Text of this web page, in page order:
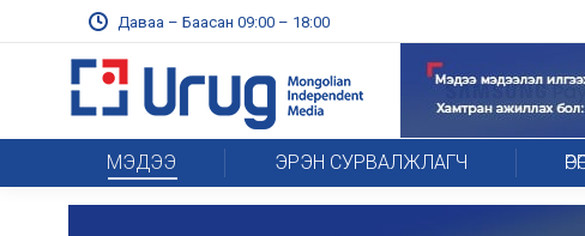
Даваа – Баасан 09:00 – 18:00
МЭДЭЭ ЭРЭН СУРВАЛЖЛАГЧ